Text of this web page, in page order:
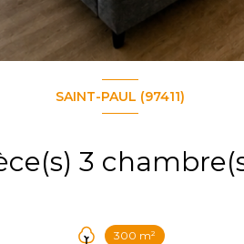
SAINT-PAUL (97411)
300 m²